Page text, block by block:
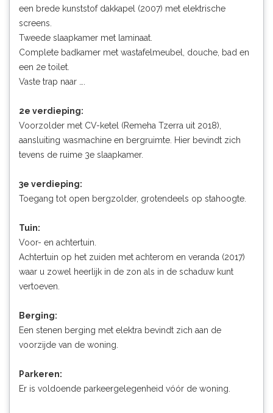
een brede kunststof dakkapel (2007) met elektrische
screens.
Tweede slaapkamer met laminaat.
Complete badkamer met wastafelmeubel, douche, bad en
een 2e toilet.
Vaste trap naar ….
2e verdieping:
Voorzolder met CV-ketel (Remeha Tzerra uit 2018),
aansluiting wasmachine en bergruimte. Hier bevindt zich
tevens de ruime 3e slaapkamer.
3e verdieping:
Toegang tot open bergzolder, grotendeels op stahoogte.
Tuin:
Voor- en achtertuin.
Achtertuin op het zuiden met achterom en veranda (2017)
waar u zowel heerlijk in de zon als in de schaduw kunt
vertoeven.
Berging:
Een stenen berging met elektra bevindt zich aan de
voorzijde van de woning.
Parkeren:
Er is voldoende parkeergelegenheid vóór de woning.